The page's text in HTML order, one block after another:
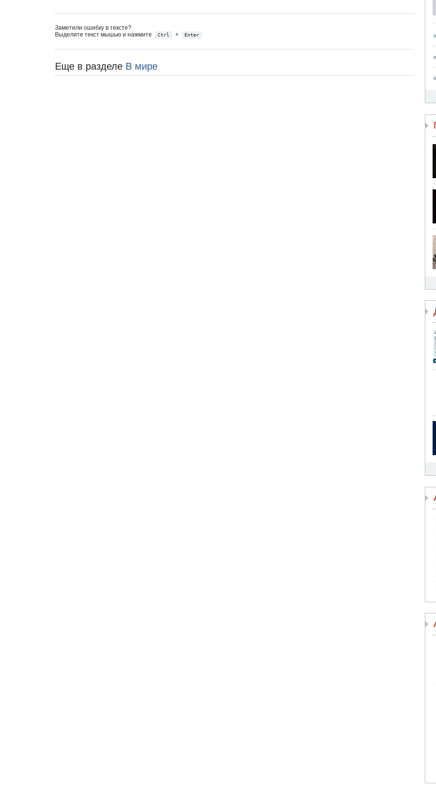
Заметили ошибку в тексте?
Выделите текст мышью и нажмите
Ctrl + Enter
Еще в разделе В мире